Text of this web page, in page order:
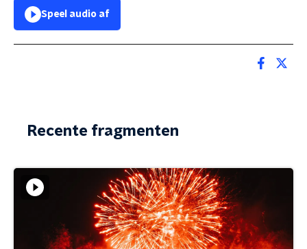
Speel audio af
Recente fragmenten